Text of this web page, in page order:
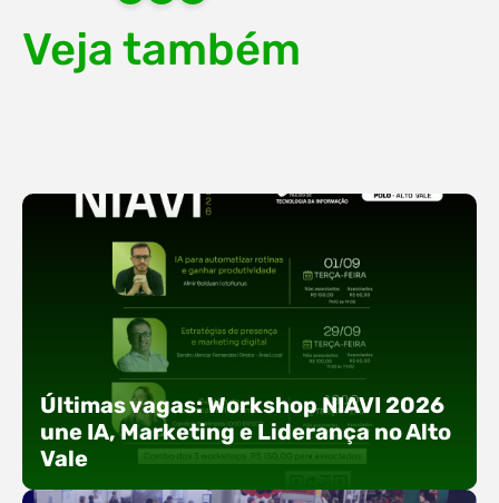
Veja também
Últimas vagas: Workshop NIAVI 2026
une IA, Marketing e Liderança no Alto
Vale